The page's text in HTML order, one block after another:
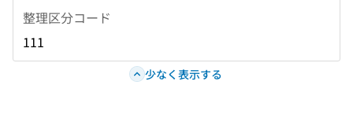
整理区分コード
111
少なく表示する